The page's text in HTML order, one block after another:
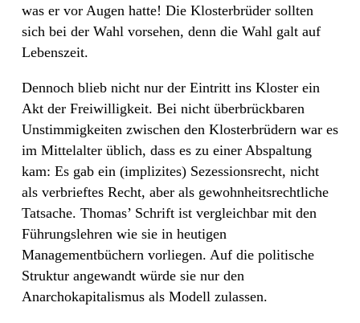
was er vor Augen hatte! Die Klosterbrüder sollten
sich bei der Wahl vorsehen, denn die Wahl galt auf
Lebenszeit.
Dennoch blieb nicht nur der Eintritt ins Kloster ein
Akt der Freiwilligkeit. Bei nicht überbrückbaren
Unstimmigkeiten zwischen den Klosterbrüdern war es
im Mittelalter üblich, dass es zu einer Abspaltung
kam: Es gab ein (implizites) Sezessionsrecht, nicht
als verbrieftes Recht, aber als gewohnheitsrechtliche
Tatsache. Thomas’ Schrift ist vergleichbar mit den
Führungslehren wie sie in heutigen
Managementbüchern vorliegen. Auf die politische
Struktur angewandt würde sie nur den
Anarchokapitalismus als Modell zulassen.